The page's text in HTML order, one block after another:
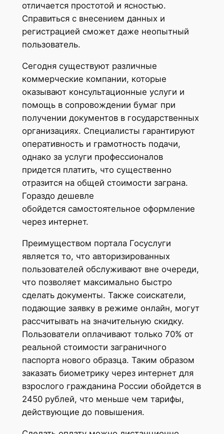
отличается простотой и ясностью.
Справиться с внесением данных и
регистрацией сможет даже неопытный
пользователь.
Сегодня существуют различные
коммерческие компании, которые
оказывают консультационные услуги и
помощь в сопровождении бумаг при
получении документов в государственных
организациях. Специалисты гарантируют
оперативность и грамотность подачи,
однако за услуги профессионалов
придется платить, что существенно
отразится на общей стоимости заграна.
Гораздо дешевле
обойдется самостоятельное оформление
через интернет.
Преимуществом портала Госуслуги
является то, что авторизированных
пользователей обслуживают вне очереди,
что позволяет максимально быстро
сделать документы. Также соискатели,
подающие заявку в режиме онлайн, могут
рассчитывать на значительную скидку.
Пользователи оплачивают только 70% от
реальной стоимости заграничного
паспорта нового образца. Таким образом
заказать биометрику через интернет для
взрослого гражданина России обойдется в
2450 рублей, что меньше чем тарифы,
действующие до повышения.